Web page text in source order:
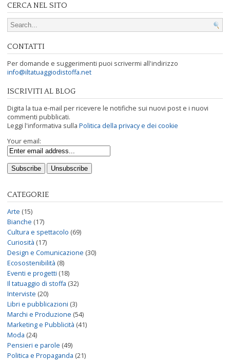
CERCA NEL SITO
Search for:
CONTATTI
Per domande e suggerimenti puoi scrivermi all'indirizzo
info@iltatuaggiodistoffa.net
ISCRIVITI AL BLOG
Digita la tua e-mail per ricevere le notifiche sui nuovi post e i nuovi
commenti pubblicati.
Leggi l'informativa sulla Politica della privacy e dei cookie
Your email:
CATEGORIE
Arte (15)
Bianche (17)
Cultura e spettacolo (69)
Curiosità (17)
Design e Comunicazione (30)
Ecosostenibilità (8)
Eventi e progetti (18)
Il tatuaggio di stoffa (32)
Interviste (20)
Libri e pubblicazioni (3)
Marchi e Produzione (54)
Marketing e Pubblicità (41)
Moda (24)
Pensieri e parole (49)
Politica e Propaganda (21)